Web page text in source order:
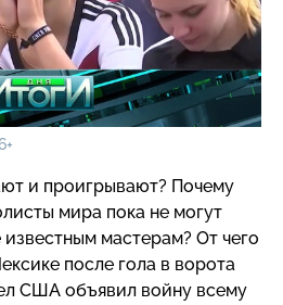
Удалось ли найти
открытых дверей для
ли новый кризис
ее карьеру?
и проигрывают? Почему
мира пока не могут
мастерам? От чего
после гола в ворота